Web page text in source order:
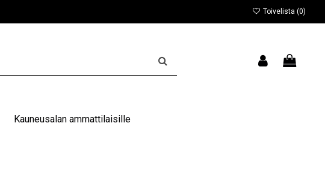
Toivelista (0)
Kauneusalan ammattilaisille